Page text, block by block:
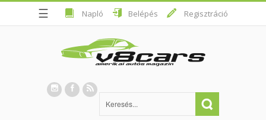
☰ Napló Belépés Regisztráció